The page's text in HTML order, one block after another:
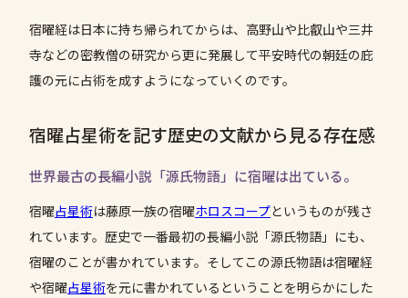
宿曜経は日本に持ち帰られてからは、高野山や比叡山や三井
寺などの密教僧の研究から更に発展して平安時代の朝廷の庇
護の元に占術を成すようになっていくのです。
宿曜占星術を記す歴史の文献から見る存在感
世界最古の長編小説「源氏物語」に宿曜は出ている。
宿曜占星術は藤原一族の宿曜ホロスコープというものが残さ
れています。歴史で一番最初の長編小説「源氏物語」にも、
宿曜のことが書かれています。そしてこの源氏物語は宿曜経
や宿曜占星術を元に書かれているということを明らかにした